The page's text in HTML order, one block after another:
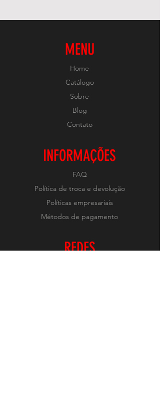
MENU
Home
Catálogo
Sobre
Blog
Contato
INFORMAÇÕES
FAQ
Política de troca e devolução
Políticas empresariais
Métodos de pagamento
REDES